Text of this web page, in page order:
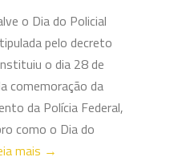
o Dia do Policial
pelo decreto
o dia 28 de
comemoração da
da Polícia Federal,
como o Dia do
mais →